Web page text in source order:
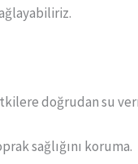
doğrudan su
sağlığını koruma.